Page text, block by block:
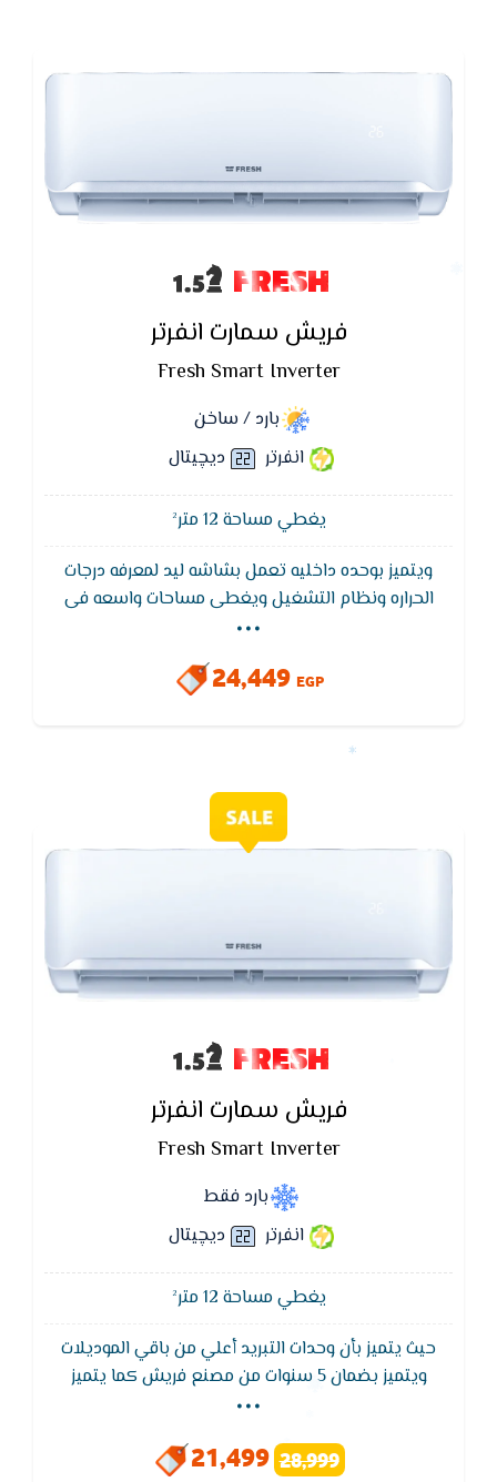
FRESH
فريش سمارت انفرتر
Fresh Smart Inverter
بارد / ساخن
انفرتر
ديچيتال
يغطي مساحة 12 متر²
ويتميز بوحده داخليه تعمل بشاشه ليد لمعرفه درجات
الحراره ونظام التشغيل ويغطى مساحات واسعه فى
التبريد ويتميز تكييف فريش بخاصيه التبريد السريع
للوصول لدرجه الحراره المطلوبه فى اقل وقت ممكن
وخاصيه التنظيف الذاتى ويعمل بفلاتر قويه لازله الاتربه
بضمان 5 سنوات ضد عيوب الصناعه.
...
24,449 EGP
FRESH
فريش سمارت انفرتر
Fresh Smart Inverter
بارد فقط
انفرتر
ديچيتال
يغطي مساحة 12 متر²
حيث يتميز بأن وحدات التبريد أعلي من باقي الموديلات
ويتميز بضمان 5 سنوات من مصنع فريش كما يتميز
بخاصية التبريد السريع للوصول لدرجة الحراره المطلوبه فى
بالتكنولوجيا الحديثه والاساليب المتطوره كما يتميز
...
21,499 28,999